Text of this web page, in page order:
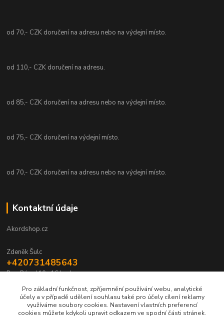
od 70,- CZK doručení na adresu nebo na výdejní místo.
od 110,- CZK doručení na adresu.
od 85,- CZK doručení na adresu nebo na výdejní místo.
od 75,- CZK doručení na výdejní místo.
od 70,- CZK doručení na adresu nebo na výdejní místo.
Kontaktní údaje
Akordshop.cz
Zdeněk Šulc
+420731485643
Po - Pá od 10 - 16 hod.
info@akordshop.cz
Pro základní funkčnost, zpříjemnění používání webu, analytické
účely a v případě udělení souhlasu také pro účely cílení reklamy
využíváme soubory cookies. Nastavení vlastních preferencí
cookies můžete kdykoli upravit odkazem ve spodní části stránek.